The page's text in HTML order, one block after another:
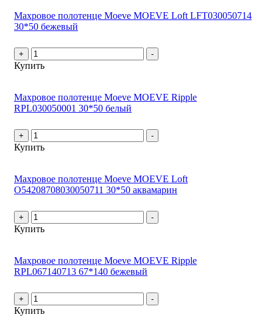
Махровое полотенце Moeve MOEVE Loft LFT030050714
30*50 бежевый
+ -
Купить
Махровое полотенце Moeve MOEVE Ripple
RPL030050001 30*50 белый
+ -
Купить
Махровое полотенце Moeve MOEVE Loft
О54208708030050711 30*50 аквамарин
+ -
Купить
Махровое полотенце Moeve MOEVE Ripple
RPL067140713 67*140 бежевый
+ -
Купить